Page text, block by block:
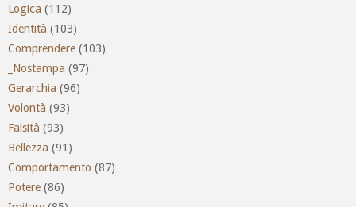
Logica (112)
Identità (103)
Comprendere (103)
_Nostampa (97)
Gerarchia (96)
Volontà (93)
Falsità (93)
Bellezza (91)
Comportamento (87)
Potere (86)